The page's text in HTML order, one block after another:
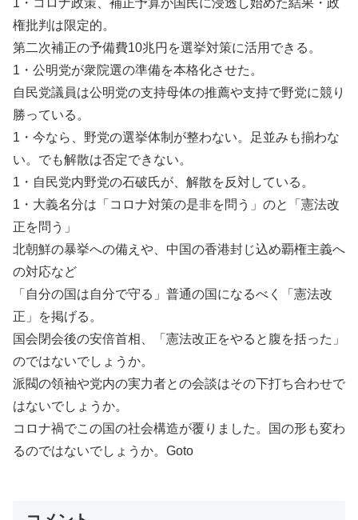
1・コロナ政策、補正予算が国民に浸透し始めた結果・政
権批判は限定的。
第二次補正の予備費10兆円を選挙対策に活用できる。
1・公明党が衆院選の準備を本格化させた。
自民党議員は公明党の支持母体の推薦や支持で野党に競り
勝っている。
1・今なら、野党の選挙体制が整わない。足並みも揃わな
い。でも解散は否定できない。
1・自民党内野党の石破氏が、解散を反対している。
1・大義名分は「コロナ対策の是非を問う」のと「憲法改
正を問う」
北朝鮮の暴挙への備えや、中国の香港封じ込め覇権主義へ
の対応など
「自分の国は自分で守る」普通の国になるべく「憲法改
正」を掲げる。
国会閉会後の安倍首相、「憲法改正をやると腹を括った」
のではないでしょうか。
派閥の領袖や党内の実力者との会談はその下打ち合わせで
はないでしょうか。
コロナ禍でこの国の社会構造が覆りました。国の形も変わ
るのではないでしょうか。Goto